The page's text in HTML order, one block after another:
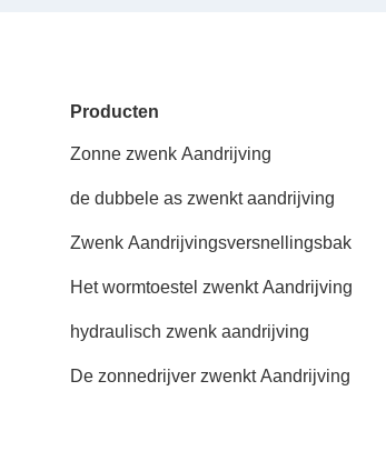
Producten
Zonne zwenk Aandrijving
de dubbele as zwenkt aandrijving
Zwenk Aandrijvingsversnellingsbak
Het wormtoestel zwenkt Aandrijving
hydraulisch zwenk aandrijving
De zonnedrijver zwenkt Aandrijving